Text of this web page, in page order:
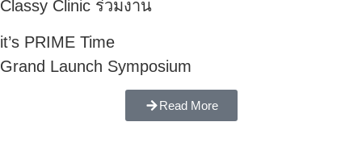
Classy Clinic ร่วมงาน
it’s PRIME Time
Grand Launch Symposium
Read More